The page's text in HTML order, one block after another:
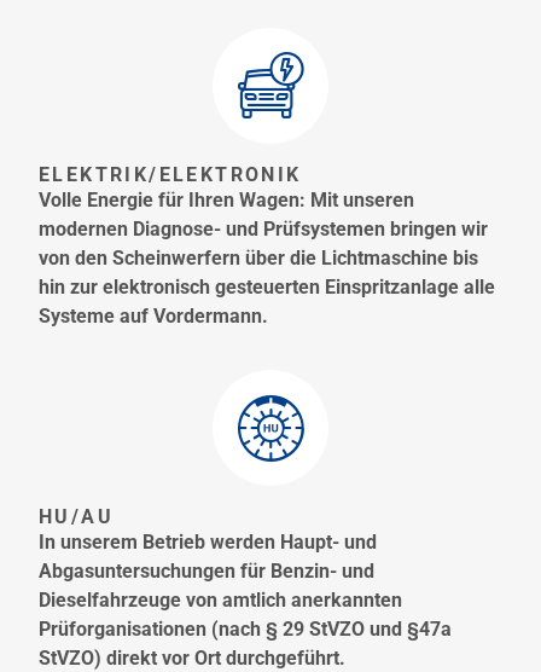
ELEKTRIK/ELEKTRONIK
Volle Energie für Ihren Wagen: Mit unseren
modernen Diagnose- und Prüfsystemen bringen wir
von den Scheinwerfern über die Lichtmaschine bis
hin zur elektronisch gesteuerten Einspritzanlage alle
Systeme auf Vordermann.
HU/AU
In unserem Betrieb werden Haupt- und
Abgasuntersuchungen für Benzin- und
Dieselfahrzeuge von amtlich anerkannten
Prüforganisationen (nach § 29 StVZO und §47a
StVZO) direkt vor Ort durchgeführt.